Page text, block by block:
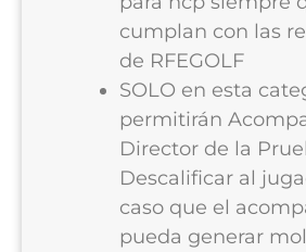
cumplan con las
de RFEGOLF
SOLO en esta
permitirán
Director de la
Descalificar al
caso que el
pueda generar